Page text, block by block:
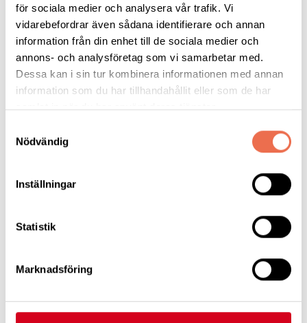
för sociala medier och analysera vår trafik. Vi
vidarebefordrar även sådana identifierare och annan
information från din enhet till de sociala medier och
annons- och analysföretag som vi samarbetar med.
Dessa kan i sin tur kombinera informationen med annan
information som du har tillhandahållit eller som de har
samlat in när du har använt deras tjänster.
Nödvändig
Inställningar
Statistik
Marknadsföring
Reflex 2020 (årgång 36)
Nummer 1